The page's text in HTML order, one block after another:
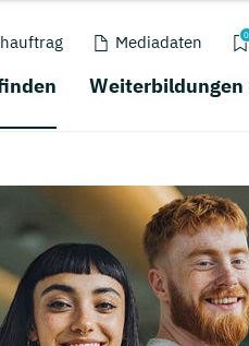
Mediadaten 0
Weiterbildungen